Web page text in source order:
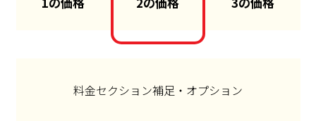
料金セクション補足・オプション